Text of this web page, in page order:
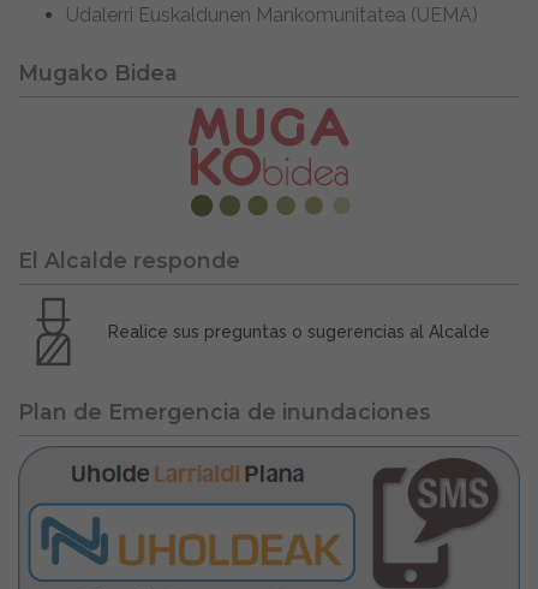
Udalerri Euskaldunen Mankomunitatea (UEMA)
Mugako Bidea
El Alcalde responde
Realice sus preguntas o sugerencias al Alcalde
Plan de Emergencia de inundaciones